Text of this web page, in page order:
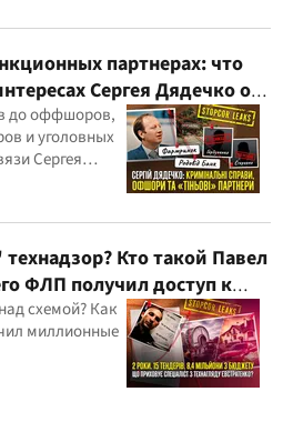
партнерах: что
Сергея Дядечко от
"ФАРМАСЕЛ"
до оффшоров,
и уголовных
Сергея
через
Кто такой Павел
ФЛП получил доступ к
схемой? Как
миллионные